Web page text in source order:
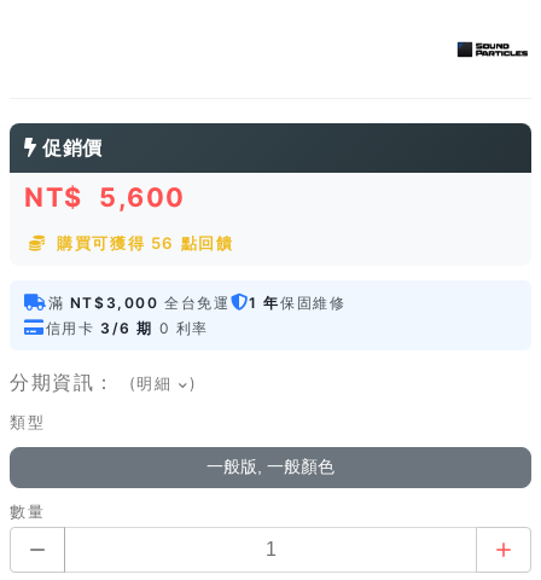
促銷價
NT$ 5,600
購買可獲得 56 點回饋
滿 NT$3,000 全台免運 1 年保固維修
信用卡 3/6 期 0 利率
分期資訊： (明細 )
類型
一般版, 一般顏色
數量